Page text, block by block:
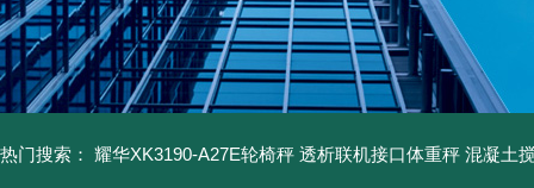
热门搜索： 耀华XK3190-A27E轮椅秤 透析联机接口体重秤 混凝土